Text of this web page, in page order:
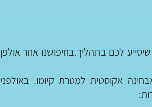
לכם בתהליך.בחיפושנו אחר אולפן
אקוסטית למטרת קיומו. באולפני